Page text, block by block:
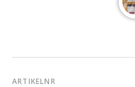
ARTIKELNR